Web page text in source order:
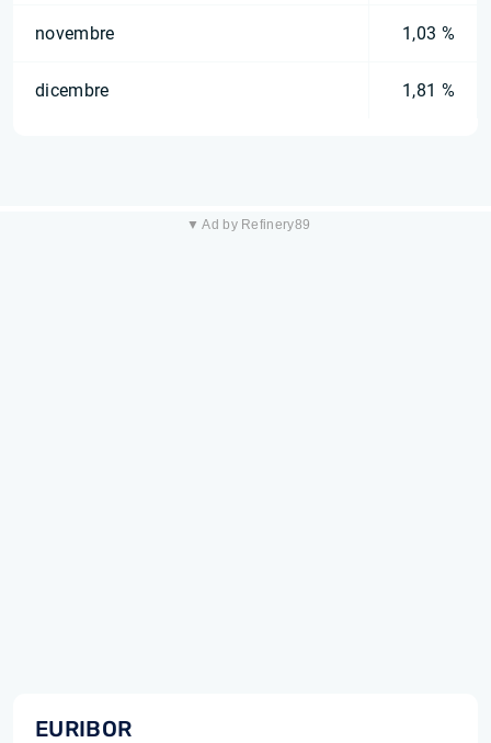
novembre 1,03 %
dicembre 1,81 %
▼ Ad by Refinery89
EURIBOR